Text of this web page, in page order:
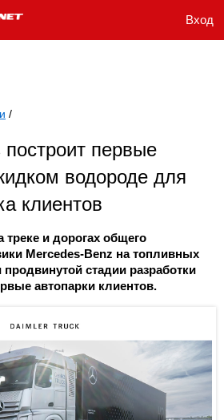
Вход
/
первые
водороде для
клиентов
и дорогах общего
Mercedes-Benz на топливных
продвинутой стадии разработки
автопарки клиентов.